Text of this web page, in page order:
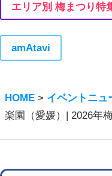
エリア別 梅まつり特
amAtavi
HOME > イベントニュ
楽園（愛媛）| 2026年